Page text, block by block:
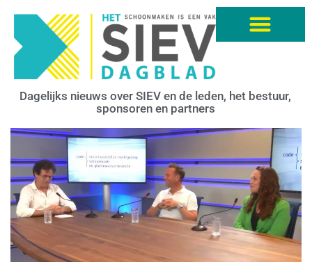
Dagelijks nieuws over SIEV en de leden, het bestuur,
sponsoren en partners